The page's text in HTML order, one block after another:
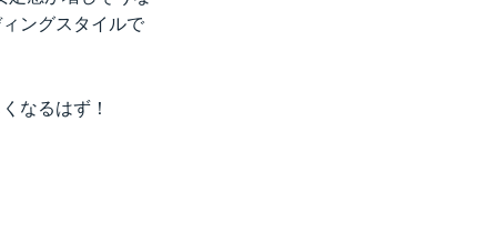
ングスタイルで
なるはず！